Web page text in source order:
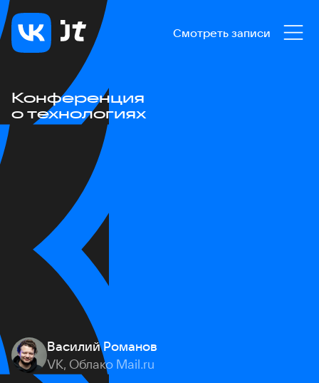
Смотреть записи
Конференция
о технологиях
Василий Романов
VK, Облако Mail.ru